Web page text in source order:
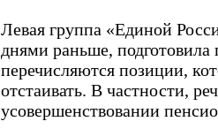
Левая группа «Единой
днями раньше, подготовила
перечисляются позиции,
отстаивать. В частности,
усовершенствовании